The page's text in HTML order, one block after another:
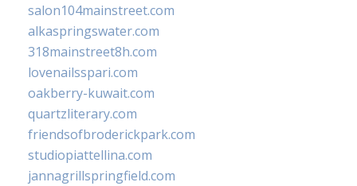
salon104mainstreet.com
alkaspringswater.com
318mainstreet8h.com
lovenailsspari.com
oakberry-kuwait.com
quartzliterary.com
friendsofbroderickpark.com
studiopiattellina.com
jannagrillspringfield.com